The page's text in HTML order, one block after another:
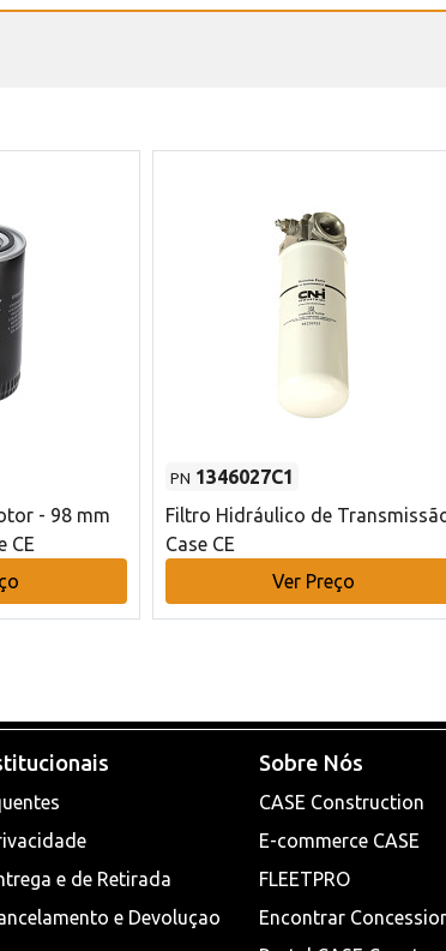
- 98 mm
CE
PN 1346027C1
Filtro Hidráulico de
Case CE
Ver Preço
e de Retirada
e Devoluçao
Sobre Nós
CASE Construction
E-commerce CASE
FLEETPRO
Encontrar